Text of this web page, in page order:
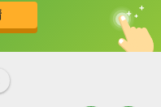
中
英